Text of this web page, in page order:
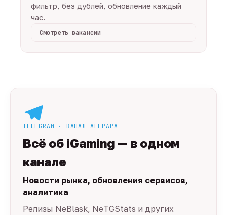
фильтр, без дублей, обновление каждый
час.
Смотреть вакансии
TELEGRAM · КАНАЛ AFFPAPA
Всё об iGaming — в одном
канале
Новости рынка, обновления сервисов,
аналитика
Релизы NeBlask, NeTGStats и других